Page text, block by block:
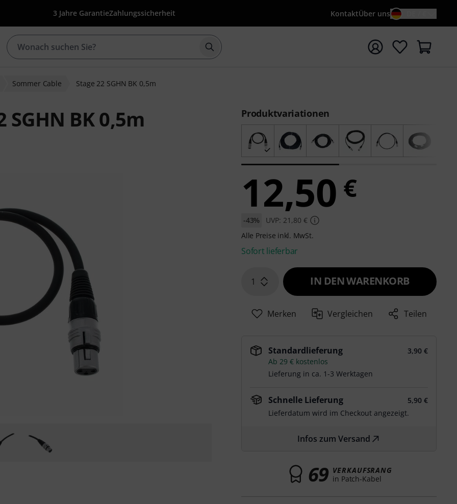
3 Jahre GarantieZahlungssicherheit KontaktÜber uns
Suche mit Suchwort {searchTerm} starten
Sommer Cable Stage 22 SGHN BK 0,5m
SGHN BK 0,5m Produktvariationen
12,50 €
-43%
UVP: 21,80 €
Alle Preise inkl. MwSt.
Sofort lieferbar
1 IN DEN WARENKORB
Merken Vergleichen Teilen
Standardlieferung
3,90 €
Ab 29 € kostenlos
Lieferung in ca. 1-3 Werktagen
Schnelle Lieferung
5,90 €
Lieferdatum wird im Checkout angezeigt.
Infos zum Versand
69 VERKAUFSRANG
in Patch-Kabel